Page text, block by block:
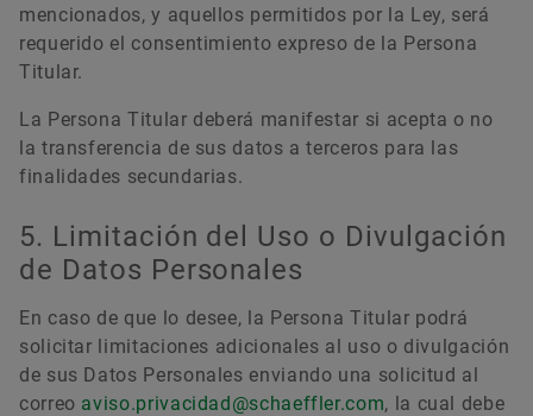
mencionados, y aquellos permitidos por la Ley, será
requerido el consentimiento expreso de la Persona
Titular.
La Persona Titular deberá manifestar si acepta o no
la transferencia de sus datos a terceros para las
finalidades secundarias.
5. Limitación del Uso o Divulgación
de Datos Personales
En caso de que lo desee, la Persona Titular podrá
solicitar limitaciones adicionales al uso o divulgación
de sus Datos Personales enviando una solicitud al
correo aviso.privacidad@schaeffler.com, la cual debe